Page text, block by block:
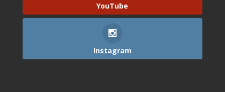
YouTube
Instagram